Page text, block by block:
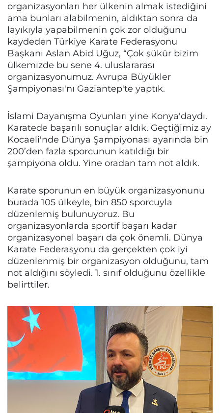
organizasyonları her ülkenin almak istediğini
ama bunları alabilmenin, aldıktan sonra da
layıkıyla yapabilmenin çok zor olduğunu
kaydeden Türkiye Karate Federasyonu
Başkanı Aslan Abid Uğuz, “Çok şükür bizim
ülkemizde bu sene 4. uluslararası
organizasyonumuz. Avrupa Büyükler
Şampiyonası'nı Gaziantep'te yaptık.
İslami Dayanışma Oyunları yine Konya'daydı.
Karatede başarılı sonuçlar aldık. Geçtiğimiz ay
Kocaeli'nde Dünya Şampiyonası ayarında bin
200’den fazla sporcunun katıldığı bir
şampiyona oldu. Yine oradan tam not aldık.
Karate sporunun en büyük organizasyonunu
burada 105 ülkeyle, bin 850 sporcuyla
düzenlemiş bulunuyoruz. Bu
organizasyonlarda sportif başarı kadar
organizasyonel başarı da çok önemli. Dünya
Karate Federasyonu da gerçekten çok iyi
düzenlenmiş bir organizasyon olduğunu, tam
not aldığını söyledi. 1. sınıf olduğunu özellikle
belirttiler.